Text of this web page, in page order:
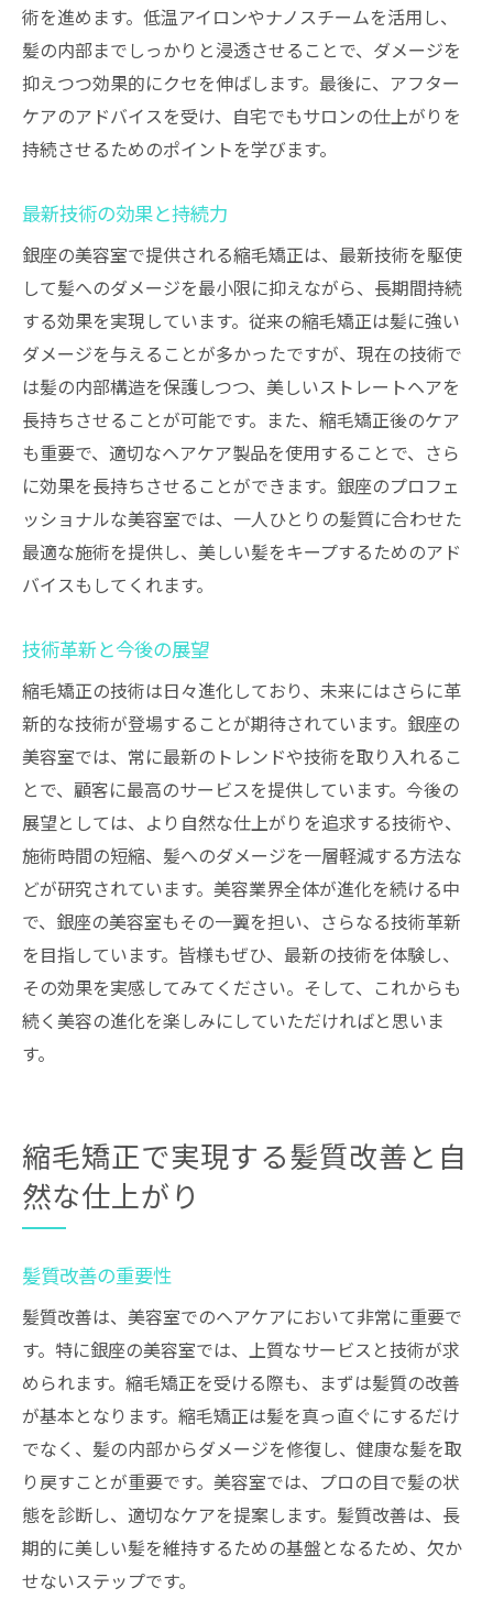
術を進めます。低温アイロンやナノスチームを活用し、
髪の内部までしっかりと浸透させることで、ダメージを
抑えつつ効果的にクセを伸ばします。最後に、アフター
ケアのアドバイスを受け、自宅でもサロンの仕上がりを
持続させるためのポイントを学びます。
最新技術の効果と持続力
銀座の美容室で提供される縮毛矯正は、最新技術を駆使
して髪へのダメージを最小限に抑えながら、長期間持続
する効果を実現しています。従来の縮毛矯正は髪に強い
ダメージを与えることが多かったですが、現在の技術で
は髪の内部構造を保護しつつ、美しいストレートヘアを
長持ちさせることが可能です。また、縮毛矯正後のケア
も重要で、適切なヘアケア製品を使用することで、さら
に効果を長持ちさせることができます。銀座のプロフェ
ッショナルな美容室では、一人ひとりの髪質に合わせた
最適な施術を提供し、美しい髪をキープするためのアド
バイスもしてくれます。
技術革新と今後の展望
縮毛矯正の技術は日々進化しており、未来にはさらに革
新的な技術が登場することが期待されています。銀座の
美容室では、常に最新のトレンドや技術を取り入れるこ
とで、顧客に最高のサービスを提供しています。今後の
展望としては、より自然な仕上がりを追求する技術や、
施術時間の短縮、髪へのダメージを一層軽減する方法な
どが研究されています。美容業界全体が進化を続ける中
で、銀座の美容室もその一翼を担い、さらなる技術革新
を目指しています。皆様もぜひ、最新の技術を体験し、
その効果を実感してみてください。そして、これからも
続く美容の進化を楽しみにしていただければと思いま
す。
縮毛矯正で実現する髪質改善と自
然な仕上がり
髪質改善の重要性
髪質改善は、美容室でのヘアケアにおいて非常に重要で
す。特に銀座の美容室では、上質なサービスと技術が求
められます。縮毛矯正を受ける際も、まずは髪質の改善
が基本となります。縮毛矯正は髪を真っ直ぐにするだけ
でなく、髪の内部からダメージを修復し、健康な髪を取
り戻すことが重要です。美容室では、プロの目で髪の状
態を診断し、適切なケアを提案します。髪質改善は、長
期的に美しい髪を維持するための基盤となるため、欠か
せないステップです。